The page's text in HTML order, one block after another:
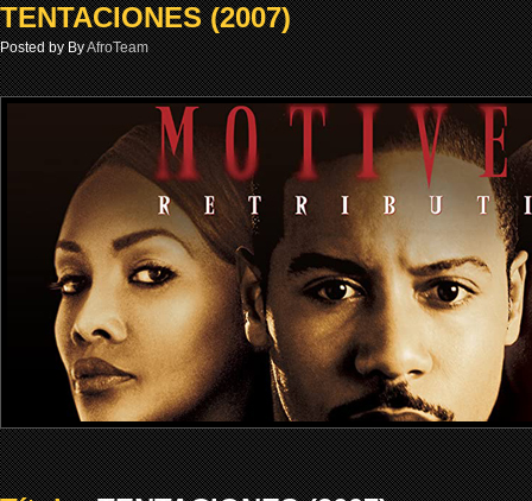
TENTACIONES (2007)
Posted by ByAfroTeam